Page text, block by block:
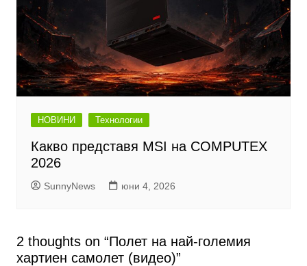
НОВИНИ Технологии
Какво представя MSI на COMPUTEX
2026
SunnyNews юни 4, 2026
2 thoughts on “Полет на най-големия
хартиен самолет (видео)”